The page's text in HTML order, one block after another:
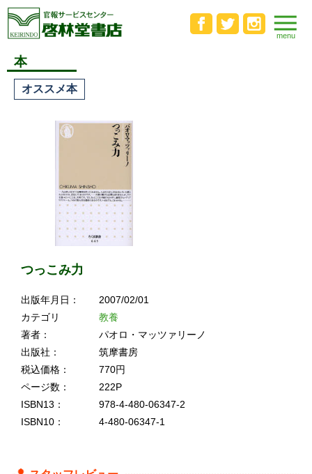
本
オススメ本
つっこみ力
出版年月日：
2007/02/01
カテゴリ
教養
著者：
パオロ・マッツァリーノ
出版社：
筑摩書房
税込価格：
770円
ページ数：
222P
ISBN13：
978-4-480-06347-2
ISBN10：
4-480-06347-1